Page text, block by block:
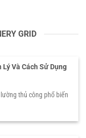
GRID
Và Cách Sử Dụng
thủ công phổ biến